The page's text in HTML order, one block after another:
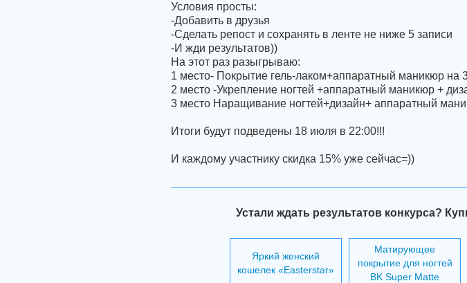
Условия просты:
-Добавить в друзья
-Сделать репост и сохранять в ленте не ниже 5 записи
-И жди результатов))
На этот раз разыгрываю:
1 место- Покрытие гель-лаком+аппаратный маникюр
2 место -Укрепление ногтей +аппаратный маникюр +
3 место Наращивание ногтей+дизайн+ аппаратный
Итоги будут подведены 18 июля в 22:00!!!
И каждому участнику скидка 15% уже сейчас=))
Устали ждать результатов конкурса?
Яркий женский
кошелек «Easterstar»
Матирующее
покрытие для ногтей
BK Super Matte